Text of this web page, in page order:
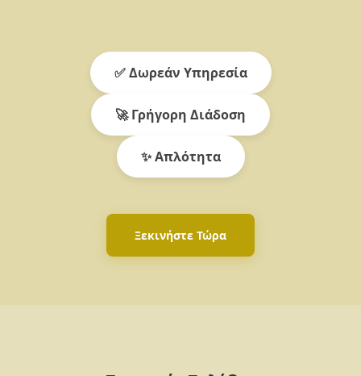
✅ Δωρεάν Υπηρεσία
🚀 Γρήγορη Διάδοση
✨ Απλότητα
Ξεκινήστε Τώρα